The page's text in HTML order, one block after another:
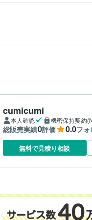
cumicumi
本人確認 機密保持契約
総販売実績0評価 0.0フ
無料で見積り相談